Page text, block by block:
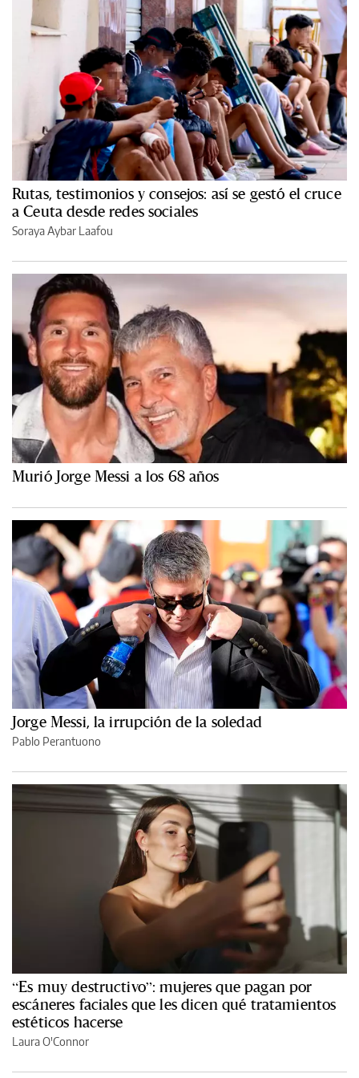
Rutas, testimonios y consejos: así se gestó el cruce
a Ceuta desde redes sociales
Soraya Aybar Laafou
Murió Jorge Messi a los 68 años
Jorge Messi, la irrupción de la soledad
Pablo Perantuono
“Es muy destructivo”: mujeres que pagan por
escáneres faciales que les dicen qué tratamientos
estéticos hacerse
Laura O'Connor